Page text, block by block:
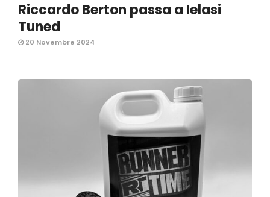
Riccardo Berton passa a Ielasi
Tuned
20 Novembre 2024